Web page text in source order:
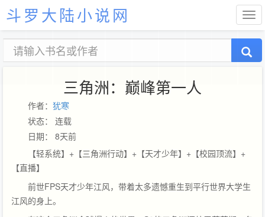
斗罗大陆小说网
三角洲：巅峰第一人
作者： 犹寒
状态： 连载
日期： 8天前
【轻系统】+【三角洲行动】+【天才少年】+【校园顶流】+
【直播】
前世FPS天才少年江风，带着太多遗憾重生到平行世界大学生
江风的身上。